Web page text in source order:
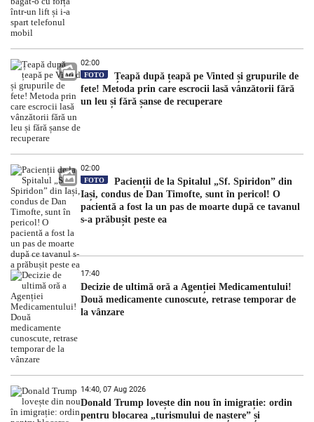
02:00
FOTO
Țeapă după țeapă pe Vinted și grupurile de
fete! Metoda prin care escrocii lasă vânzătorii fără
un leu și fără șanse de recuperare
02:00
FOTO
Pacienții de la Spitalul „Sf. Spiridon” din
Iași, condus de Dan Timofte, sunt în pericol! O
pacientă a fost la un pas de moarte după ce tavanul
s-a prăbușit peste ea
17:40
Decizie de ultimă oră a Agenției Medicamentului!
Două medicamente cunoscute, retrase temporar de
la vânzare
14:40, 07 Aug 2026
Donald Trump lovește din nou în imigrație: ordin
pentru blocarea „turismului de naștere” și